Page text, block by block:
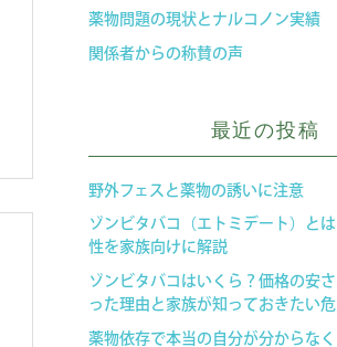
薬物問題の現状とナルコノン実績
関係者からの称賛の声
最近の投稿
野外フェスと薬物の誘いに注意
ゾンビタバコ（エトミデート）と
性を家族向けに解説
ゾンビタバコはいくら？価格の安
った理由と家族が知っておきたい
薬物依存で本当の自分が分からな